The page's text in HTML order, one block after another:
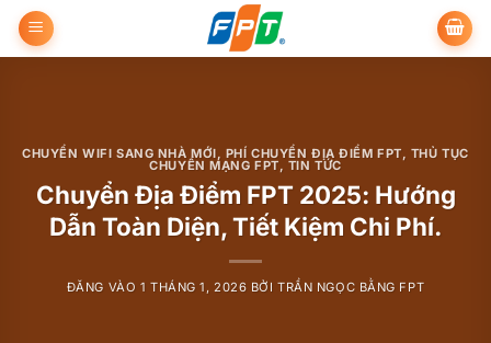
qua
CHUYỂN WIFI SANG NHÀ MỚI, PHÍ CHUYỂN ĐỊA ĐIỂM FPT, THỦ TỤC
CHUYỂN MẠNG FPT, TIN TỨC
Chuyển Địa Điểm FPT 2025: Hướng
Dẫn Toàn Diện, Tiết Kiệm Chi Phí.
ĐĂNG VÀO 1 THÁNG 1, 2026 BỞITRẦN NGỌC BẰNG FPT